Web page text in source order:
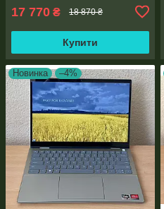
17 770 ₴ 18 870 ₴
Купити
Новинка –4%